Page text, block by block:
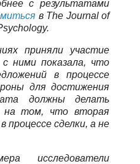
с результатами
в Тhe Journal of
приняли участие
ними показала, что
в процессе
для достижения
должны делать
на том, что вторая
сделки, а не
исследователи